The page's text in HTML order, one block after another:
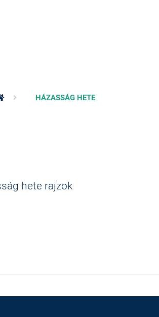
HÁZASSÁG HETE
hete rajzok